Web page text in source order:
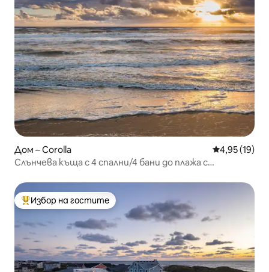
Дом – Corolla Средна
4,95 (19)
Слънчева къща с 4 спални/4 бани до плажа с
Най-популярен избор на гостите
Избор на гостите